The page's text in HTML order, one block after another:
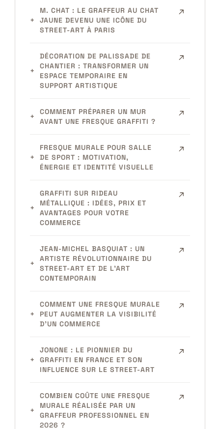
M. CHAT : LE GRAFFEUR AU CHAT
JAUNE DEVENU UNE ICÔNE DU
STREET-ART À PARIS
DÉCORATION DE PALISSADE DE
CHANTIER : TRANSFORMER UN
ESPACE TEMPORAIRE EN
SUPPORT ARTISTIQUE
COMMENT PRÉPARER UN MUR
AVANT UNE FRESQUE GRAFFITI ?
FRESQUE MURALE POUR SALLE
DE SPORT : MOTIVATION,
ÉNERGIE ET IDENTITÉ VISUELLE
GRAFFITI SUR RIDEAU
MÉTALLIQUE : IDÉES, PRIX ET
AVANTAGES POUR VOTRE
COMMERCE
JEAN-MICHEL BASQUIAT : UN
ARTISTE RÉVOLUTIONNAIRE DU
STREET-ART ET DE L’ART
CONTEMPORAIN
COMMENT UNE FRESQUE MURALE
PEUT AUGMENTER LA VISIBILITÉ
D’UN COMMERCE
JONONE : LE PIONNIER DU
GRAFFITI EN FRANCE ET SON
INFLUENCE SUR LE STREET-ART
COMBIEN COÛTE UNE FRESQUE
MURALE RÉALISÉE PAR UN
GRAFFEUR PROFESSIONNEL EN
2026 ?